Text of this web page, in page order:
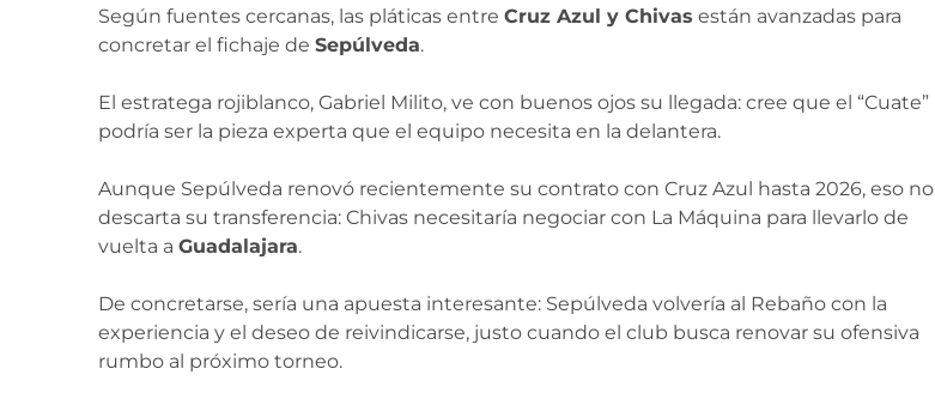
Según fuentes cercanas, las pláticas entre Cruz Azul y Chivas están avanzadas para
concretar el fichaje de Sepúlveda.
El estratega rojiblanco, Gabriel Milito, ve con buenos ojos su llegada: cree que el “Cuate”
podría ser la pieza experta que el equipo necesita en la delantera.
Aunque Sepúlveda renovó recientemente su contrato con Cruz Azul hasta 2026, eso no
descarta su transferencia: Chivas necesitaría negociar con La Máquina para llevarlo de
vuelta a Guadalajara.
De concretarse, sería una apuesta interesante: Sepúlveda volvería al Rebaño con la
experiencia y el deseo de reivindicarse, justo cuando el club busca renovar su ofensiva
rumbo al próximo torneo.